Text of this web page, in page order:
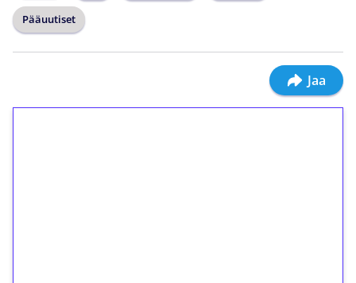
Pääuutiset
Jaa